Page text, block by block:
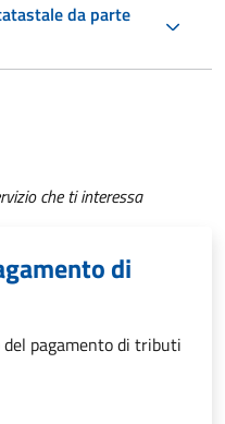
da parte
che ti interessa
di
pagamento di tributi